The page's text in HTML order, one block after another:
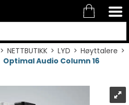
NETTBUTIKK>LYD>Høyttalere>
Optimal Audio Column 16